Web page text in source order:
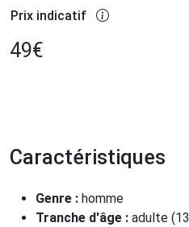
Prix indicatif
49€
Caractéristiques
Genre : homme
Tranche d'âge : adulte